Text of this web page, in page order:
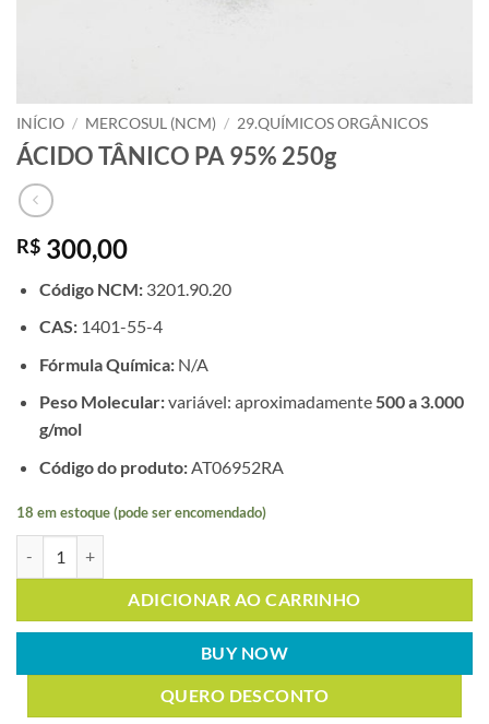
INÍCIO / MERCOSUL (NCM) / 29.QUÍMICOS ORGÂNICOS
ÁCIDO TÂNICO PA 95% 250g
R$ 300,00
Código NCM:3201.90.20
CAS:1401-55-4
Fórmula Química:N/A
Peso Molecular:variável: aproximadamente500 a 3.000
g/mol
Código do produto:AT06952RA
18 em estoque (pode ser encomendado)
ADICIONAR AO CARRINHO
BUY NOW
QUERO DESCONTO